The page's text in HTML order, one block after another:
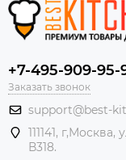
+7-495-909-95-
Заказать звонок
support@best-
111141,
В318.